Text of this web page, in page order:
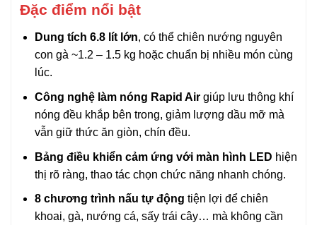
Đặc điểm nổi bật
Dung tích 6.8 lít lớn, có thể chiên nướng nguyên
con gà ~1.2 – 1.5 kg hoặc chuẩn bị nhiều món cùng
lúc.
Công nghệ làm nóng Rapid Airgiúp lưu thông khí
nóng đều khắp bên trong, giảm lượng dầu mỡ mà
vẫn giữ thức ăn giòn, chín đều.
Bảng điều khiển cảm ứng với màn hình LED hiện
thị rõ ràng, thao tác chọn chức năng nhanh chóng.
8 chương trình nấu tự động tiện lợi để chiên
khoai, gà, nướng cá, sấy trái cây… mà không cần